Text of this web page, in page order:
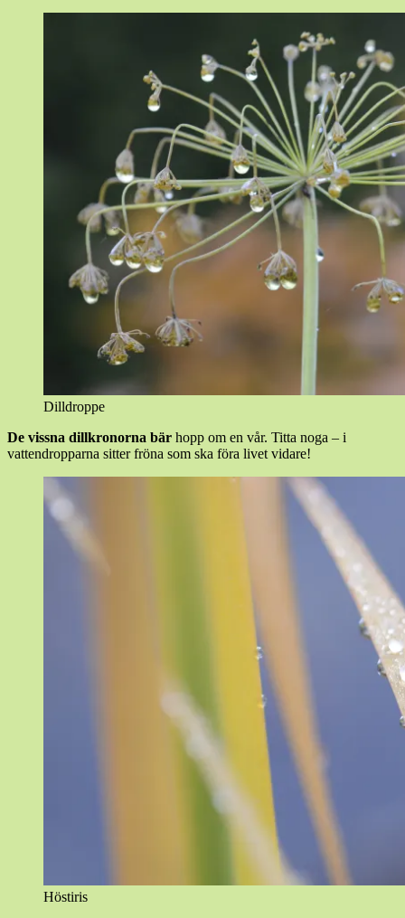
Dilldroppe
De vissna dillkronorna bär hopp om en vår. Titta noga – i
vattendropparna sitter fröna som ska föra livet vidare!
Höstiris